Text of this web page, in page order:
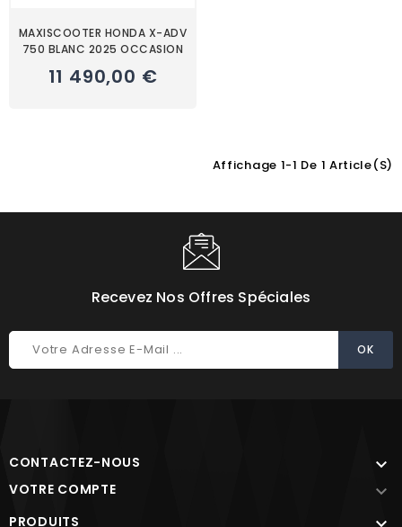
MAXISCOOTER HONDA X-ADV
750 BLANC 2025 OCCASION
11 490,00 €
Affichage 1-1 De 1 Article(s)
Recevez Nos Offres Spéciales
CONTACTEZ-NOUS 
VOTRE COMPTE 
PRODUITS